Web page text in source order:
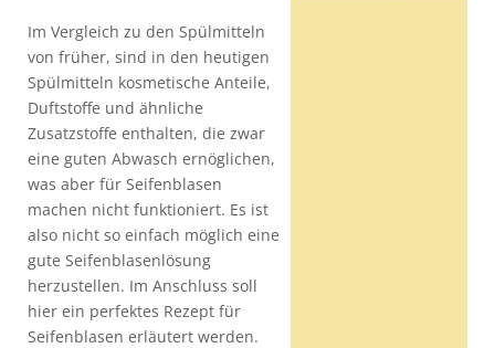
Im Vergleich zu den Spülmitteln
von früher, sind in den heutigen
Spülmitteln kosmetische Anteile,
Duftstoffe und ähnliche
Zusatzstoffe enthalten, die zwar
eine guten Abwasch ernöglichen,
was aber für Seifenblasen
machen nicht funktioniert. Es ist
also nicht so einfach möglich eine
gute Seifenblasenlösung
herzustellen. Im Anschluss soll
hier ein perfektes Rezept für
Seifenblasen erläutert werden.